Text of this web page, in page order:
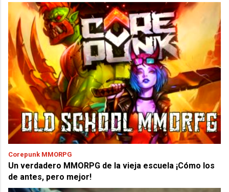
Corepunk MMORPG
Un verdadero MMORPG de la vieja escuela ¡Cómo los
de antes, pero mejor!